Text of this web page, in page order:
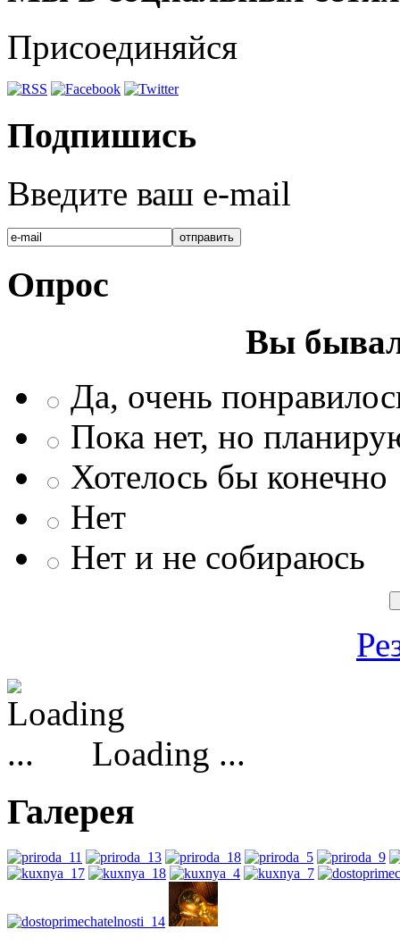
Присоединяйся
Подпишись
Введите ваш e-mail
Опрос
Вы
Да, очень
Пока нет, но
Хотелось бы конечно
Нет
Нет и не собираюсь
Loading ...
Галерея